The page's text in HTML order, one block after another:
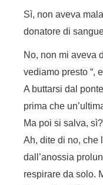
Sì, non aveva
donatore di
No, non mi aveva
vediamo presto “,
A buttarsi dal
prima che
Ma poi si salva, sì?
Ah, dite di no, che
dall’anossia
respirare da solo.